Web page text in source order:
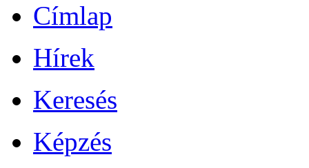
Címlap
Hírek
Keresés
Képzés